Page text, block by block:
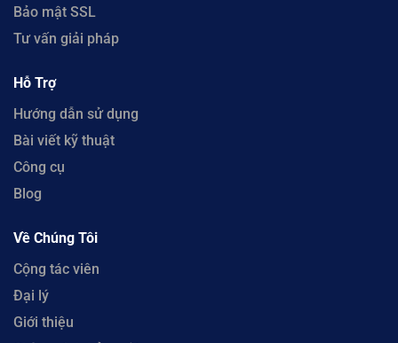
Bảo mật SSL
Tư vấn giải pháp
Hỗ Trợ
Hướng dẫn sử dụng
Bài viết kỹ thuật
Công cụ
Blog
Về Chúng Tôi
Cộng tác viên
Đại lý
Giới thiệu